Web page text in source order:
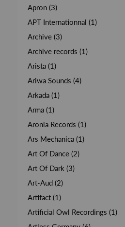
Apron (3)
APT Internationnal (1)
Archive (3)
Archive records (1)
Arista (1)
Ariwa Sounds (4)
Arkada (1)
Arma (1)
Aronia Records (1)
Ars Mechanica (1)
Art Of Dance (2)
Art Of Dark (3)
Art-Aud (2)
Artifact (1)
Artificial Owl Recordings (1)